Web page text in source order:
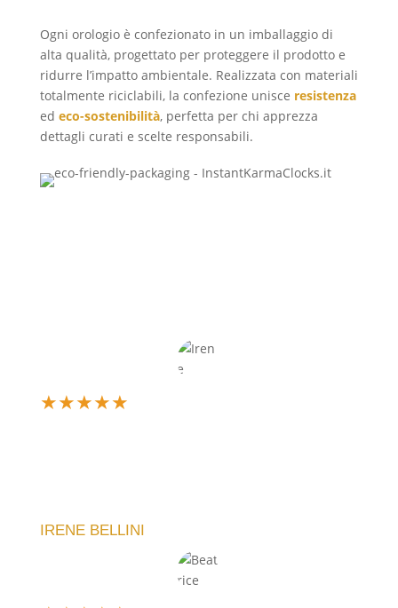
Ogni orologio è confezionato in un imballaggio di
alta qualità, progettato per proteggere il prodotto e
ridurre l’impatto ambientale. Realizzata con materiali
totalmente riciclabili, la confezione unisce resistenza
ed eco-sostenibilità, perfetta per chi apprezza
dettagli curati e scelte responsabili.
★★★★★
IRENE BELLINI